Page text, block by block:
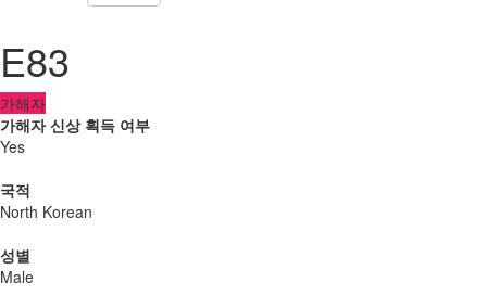
E83
가해자
가해자 신상 획득 여부
Yes
국적
North Korean
성별
Male